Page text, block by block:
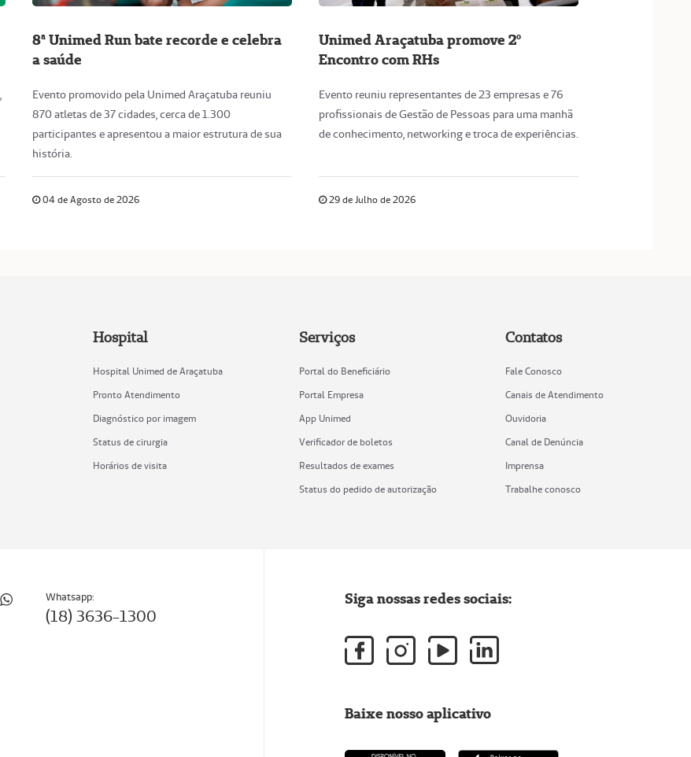
8ª Unimed Run bate recorde e celebra
a saúde
Evento promovido pela Unimed Araçatuba reuniu
870 atletas de 37 cidades, cerca de 1.300
participantes e apresentou a maior estrutura de sua
história.
04 de Agosto de 2026
Unimed Araçatuba promove 2º
Encontro com RHs
Evento reuniu representantes de 23 empresas e 76
profissionais de Gestão de Pessoas para uma manhã
de conhecimento, networking e troca de experiências.
29 de Julho de 2026
Hospital
Hospital Unimed de Araçatuba
Pronto Atendimento
Diagnóstico por imagem
Status de cirurgia
Horários de visita
Serviços
Portal do Beneficiário
Portal Empresa
App Unimed
Verificador de boletos
Resultados de exames
Status do pedido de autorização
Contatos
Fale Conosco
Canais de Atendimento
Ouvidoria
Canal de Denúncia
Imprensa
Trabalhe conosco
Whatsapp:
(18) 3636-1300
Siga nossas redes sociais:
Baixe nosso aplicativo